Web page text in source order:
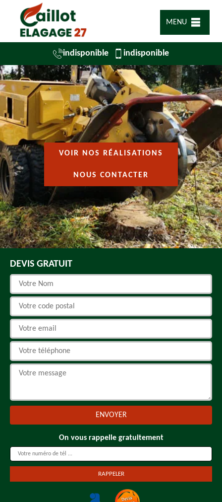
MENU
indisponible indisponible
VOIR NOS RÉALISATIONS
NOUS CONTACTER
DEVIS GRATUIT
On vous rappelle gratuitement